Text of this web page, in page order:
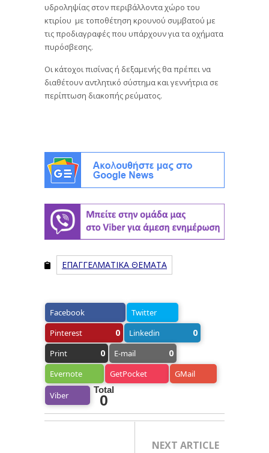
υδροληψίας στον περιβάλλοντα χώρο του
κτιρίου με τοποθέτηση κρουνού συμβατού με
τις προδιαγραφές που υπάρχουν για τα οχήματα
πυρόσβεσης.
Οι κάτοχοι πισίνας ή δεξαμενής θα πρέπει να
διαθέτουν αντλητικό σύστημα και γεννήτρια σε
περίπτωση διακοπής ρεύματος.
ΕΠΑΓΓΕΛΜΑΤΙΚΑ ΘΕΜΑΤΑ
Facebook
Twitter
Pinterest
0 Linkedin 0
Print 0 E-mail 0
Evernote GetPocket GMail
Viber
Total
0
NEXT ARTICLE